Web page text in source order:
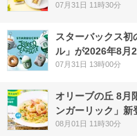
07月31日 11時30分
スターバックス
ル」が2026年8月
07月31日 13時00分
オリーブの丘 8月
ンガーリック」
08月01日 11時30分